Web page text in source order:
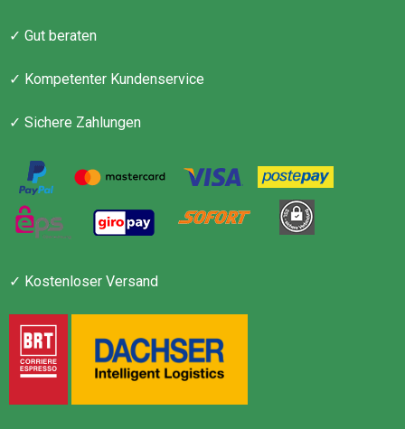
✓ Gut beraten
✓ Kompetenter Kundenservice
✓ Sichere Zahlungen
✓ Kostenloser Versand